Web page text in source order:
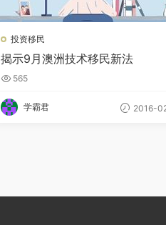
投资移民
揭示9月澳洲技术移民新法
565
学霸君 2016-